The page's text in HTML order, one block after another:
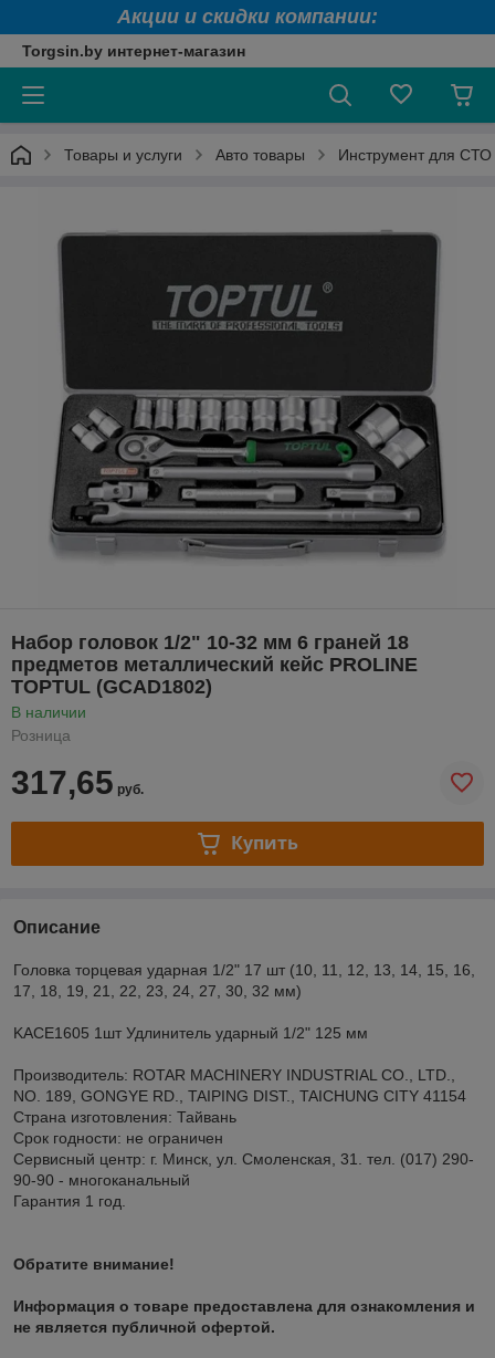
Акции и скидки компании:
Torgsin.by интернет-магазин
Товары и услуги Авто товары Инструмент для СТО
Набор головок 1/2" 10-32 мм 6 граней 18
предметов металлический кейс PROLINE
TOPTUL (GCAD1802)
В наличии
Розница
317,65 руб.
Купить
Описание
Головка торцевая ударная 1/2" 17 шт (10, 11, 12, 13, 14, 15, 16,
17, 18, 19, 21, 22, 23, 24, 27, 30, 32 мм)
KACE1605 1шт Удлинитель ударный 1/2" 125 мм
Производитель: ROTAR MACHINERY INDUSTRIAL CO., LTD.,
NO. 189, GONGYE RD., TAIPING DIST., TAICHUNG CITY 41154
Страна изготовления: Тайвань
Срок годности: не ограничен
Сервисный центр: г. Минск, ул. Смоленская, 31. тел. (017) 290-
90-90 - многоканальный
Гарантия 1 год.
Обратите внимание!
Информация о товаре предоставлена для ознакомления и
не является публичной офертой.